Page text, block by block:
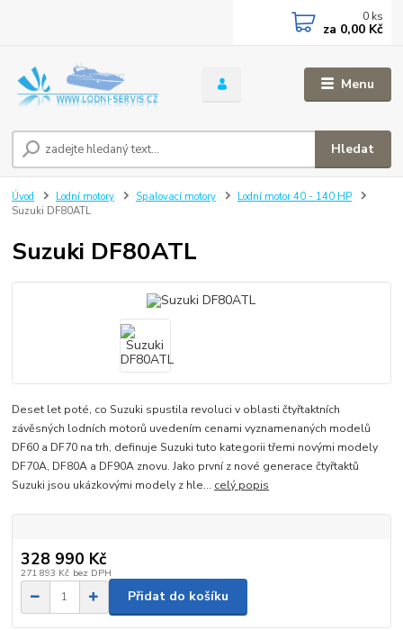
Menu
Hledat
0 ks
za 0,00 Kč
Úvod Lodní motory Spalovací motory
Lodní motor 40 - 140 HP
Suzuki DF80ATL
Suzuki DF80ATL
Deset let poté, co Suzuki spustila revoluci v oblasti čtyřtaktních
závěsných lodních motorů uvedením cenami vyznamenaných modelů
DF60 a DF70 na trh, definuje Suzuki tuto kategorii třemi novými modely
DF70A, DF80A a DF90A znovu. Jako první z nové generace čtyřtaktů
Suzuki jsou ukázkovými modely z hle... celý popis
328 990 Kč
271 893 Kč bez DPH
Přidat do košíku